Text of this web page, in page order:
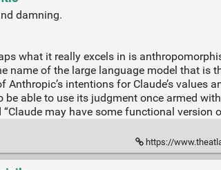
damning.
what it really excels in is
name of the large language model that is
intentions for Claude’s values
able to use its judgment once armed
may have some functional version
https://www.theatlantic.com/philosophy/